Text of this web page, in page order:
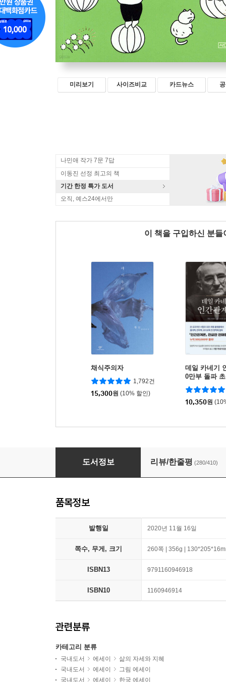
미리보기 사이즈비교 카드뉴스
나민애 작가 7문 7답
이동진 선정 최고의 책
기간 한정 특가 도서
오직, 예스24에서만
이 책을 구입하신 분
채식주의자
1,792건
15,300원 (10% 할인)
데일 카네기
0만부 돌파
역본)
10,350원
어린이라는 세계
도서정보 리뷰/한줄평 (280/410)
품목정보
발행일 2020년 11월 16일
쪽수, 무게, 크기 260쪽 | 356g |
ISBN13 9791160946918
ISBN10 1160946914
관련분류
카테고리 분류
국내도서 에세이
삶의 자세와 지혜
국내도서
에세이
그림 에세이
국내도서
에세이 한국 에세이